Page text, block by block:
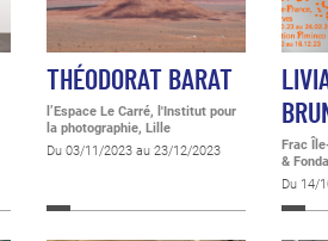
THÉODORAT BARAT
l’Espace Le Carré, l'Institut pour
la photographie, Lille
Du 03/11/2023 au 23/12/2023
Frac
&
Du 14/